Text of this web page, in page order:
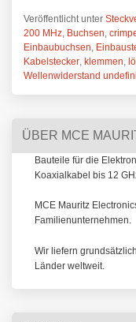
Veröffentlicht unter
200 MHz Buchsen
Einbaubuchsen
Kabelstecker klemmen
Wellenwiderstand
ÜBER MCE
Bauteile für die
Koaxialkabel bis 12
MCE Mauritz
Familienunternehmen.
Wir liefern
Länder weltweit.